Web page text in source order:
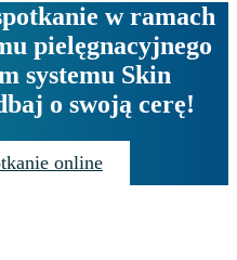
w ramach
pielęgnacyjnego
systemu Skin
o swoją cerę!
online